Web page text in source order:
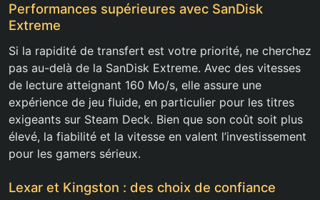
Performances supérieures avec SanDisk
Extreme
Si la rapidité de transfert est votre priorité, ne cherchez
pas au-delà de la SanDisk Extreme. Avec des vitesses
de lecture atteignant 160 Mo/s, elle assure une
expérience de jeu fluide, en particulier pour les titres
exigeants sur Steam Deck. Bien que son coût soit plus
élevé, la fiabilité et la vitesse en valent l’investissement
pour les gamers sérieux.
Lexar et Kingston : des choix de confiance